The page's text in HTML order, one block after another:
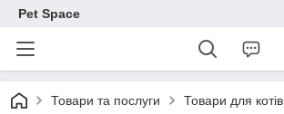
Pet Space
Товари та послуги Товари для котів